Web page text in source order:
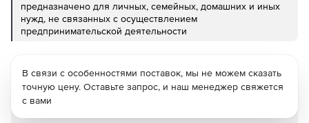
предназначено для личных, семейных, домашних и иных
нужд, не связанных с осуществлением
предпринимательской деятельности
В связи с особенностями поставок, мы не можем сказать
точную цену. Оставьте запрос, и наш менеджер свяжется
с вами